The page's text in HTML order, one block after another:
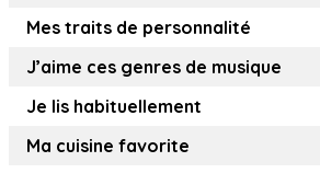
Mes traits de personnalité
J’aime ces genres de musique
Je lis habituellement
Ma cuisine favorite